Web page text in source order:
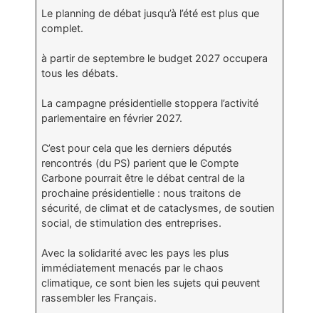
Le planning de débat jusqu’à l’été est plus que
complet.
à partir de septembre le budget 2027 occupera
tous les débats.
La campagne présidentielle stoppera l’activité
parlementaire en février 2027.
C’est pour cela que les derniers députés
rencontrés (du PS) parient que le Ͼompte
Ͼarbone pourrait être le débat central de la
prochaine présidentielle : nous traitons de
sécurité, de climat et de cataclysmes, de soutien
social, de stimulation des entreprises.
Avec la solidarité avec les pays les plus
immédiatement menacés par le chaos
climatique, ce sont bien les sujets qui peuvent
rassembler les Français.